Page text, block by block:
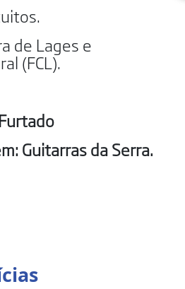
de Lages e
(FCL).
Guitarras da Serra.